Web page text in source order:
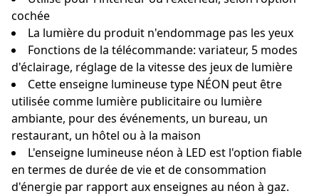
cochée
La lumière du produit n'endommage pas les yeux
Fonctions de la télécommande: variateur, 5 modes
d'éclairage, réglage de la vitesse des jeux de lumière
Cette enseigne lumineuse type NÉON peut être
utilisée comme lumière publicitaire ou lumière
ambiante, pour des événements, un bureau, un
restaurant, un hôtel ou à la maison
L'enseigne lumineuse néon à LED est l'option fiable
en termes de durée de vie et de consommation
d'énergie par rapport aux enseignes au néon à gaz.